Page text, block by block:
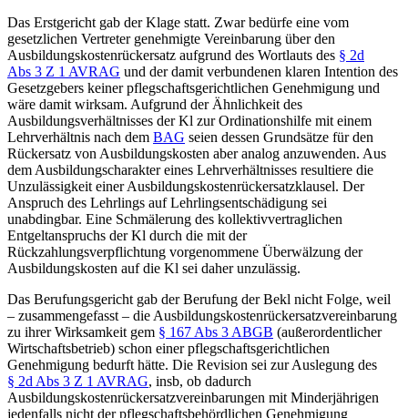
Das Erstgericht gab der Klage statt. Zwar bedürfe eine vom
gesetzlichen Vertreter genehmigte Vereinbarung über den
Ausbildungskostenrückersatz aufgrund des Wortlauts des § 2d
Abs 3 Z 1 AVRAG und der damit verbundenen klaren Intention des
Gesetzgebers keiner pflegschaftsgerichtlichen Genehmigung und
wäre damit wirksam. Aufgrund der Ähnlichkeit des
Ausbildungsverhältnisses der Kl zur Ordinationshilfe mit einem
Lehrverhältnis nach dem BAG seien dessen Grundsätze für den
Rückersatz von Ausbildungskosten aber analog anzuwenden. Aus
dem Ausbildungscharakter eines Lehrverhältnisses resultiere die
Unzulässigkeit einer Ausbildungskostenrückersatzklausel. Der
Anspruch des Lehrlings auf Lehrlingsentschädigung sei
unabdingbar. Eine Schmälerung des kollektivvertraglichen
Entgeltanspruchs der Kl durch die mit der
Rückzahlungsverpflichtung vorgenommene Überwälzung der
Ausbildungskosten auf die Kl sei daher unzulässig.
Das Berufungsgericht gab der Berufung der Bekl nicht Folge, weil
– zusammengefasst – die Ausbildungskostenrückersatzvereinbarung
zu ihrer Wirksamkeit gem § 167 Abs 3 ABGB (außerordentlicher
Wirtschaftsbetrieb) schon einer pflegschaftsgerichtlichen
Genehmigung bedurft hätte. Die Revision sei zur Auslegung des
§ 2d Abs 3 Z 1 AVRAG, insb, ob dadurch
Ausbildungskostenrückersatzvereinbarungen mit Minderjährigen
jedenfalls nicht der pflegschaftsbehördlichen Genehmigung